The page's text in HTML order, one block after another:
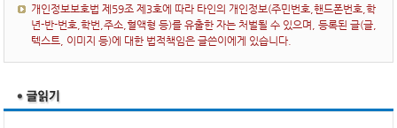
개인정보보호법 제59조 제3호에 따라 타인의 개인정보(주민번호,핸드폰번호,학
년-반-번호,학번,주소,혈액형 등)를 유출한 자는 처벌될 수 있으며, 등록된 글(글,
텍스트, 이미지 등)에 대한 법적책임은 글쓴이에게 있습니다.